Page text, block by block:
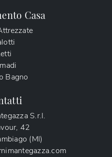
Casa
Bagno
S.r.l.
42
(MI)